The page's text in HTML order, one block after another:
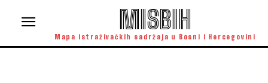
MISBIH
Mapa istraživačkih sadržaja u Bosni i Hercegovini